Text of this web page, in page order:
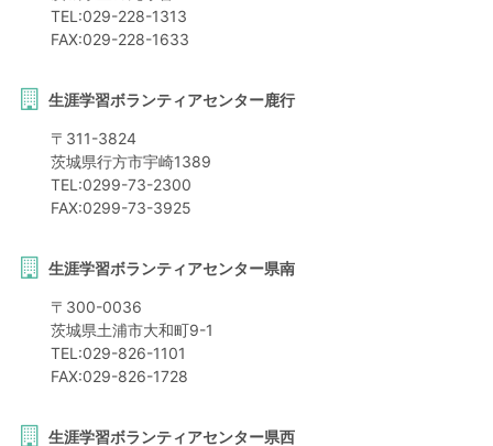
TEL:029-228-1313
FAX:029-228-1633
生涯学習ボランティアセンター鹿行
〒 311-3824
茨城県行方市宇崎1389
TEL:0299-73-2300
FAX:0299-73-3925
生涯学習ボランティアセンター県南
〒 300-0036
茨城県土浦市大和町9-1
TEL:029-826-1101
FAX:029-826-1728
生涯学習ボランティアセンター県西